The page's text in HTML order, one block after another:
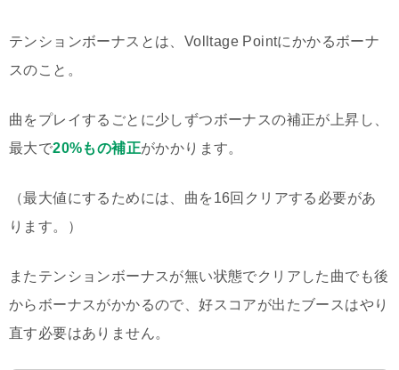
テンションボーナスとは、Volltage Pointにかかるボーナ
スのこと。
曲をプレイするごとに少しずつボーナスの補正が上昇し、
最大で20%もの補正がかかります。
（最大値にするためには、曲を16回クリアする必要があ
ります。）
またテンションボーナスが無い状態でクリアした曲でも後
からボーナスがかかるので、好スコアが出たブースはやり
直す必要はありません。